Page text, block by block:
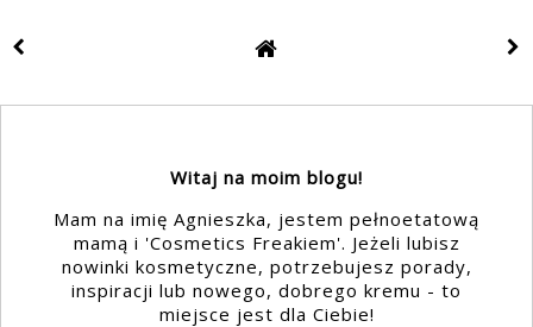
Witaj na moim blogu!
Mam na imię Agnieszka, jestem pełnoetatową
mamą i 'Cosmetics Freakiem'. Jeżeli lubisz
nowinki kosmetyczne, potrzebujesz porady,
inspiracji lub nowego, dobrego kremu - to
miejsce jest dla Ciebie!